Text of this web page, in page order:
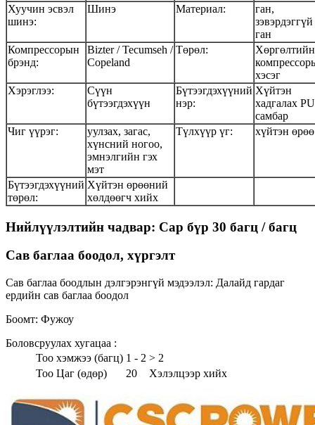
Хуучин эсвэл
шинэ:
Шинэ Материал:
ган,
зэвэрдэггүй
ган
Компрессорын
брэнд:
Bizter / Tecumseh /
Copeland
Төрөл:
Хөргөлтийн
хэсэг
Хэрэглээ:
Сүүн
бүтээгдэхүүн
Бүтээгдэхүүний
нэр:
Хүйтэн
хадгалах PU
самбар
Чиг үүрэг:
уулзах, загас,
хүнсний ногоо,
эмнэлгийн гэх
мэт
Түлхүүр үг: хүйтэн өрөө
Бүтээгдэхүүний
төрөл:
Хүйтэн өрөөний
хөлдөөгч хийх
Нийлүүлэлтийн чадвар: Сар бүр 30 багц / багц
Сав баглаа боодол, хүргэлт
Сав баглаа боодлын дэлгэрэнгүй мэдээлэл: Далайд гардаг
ердийн сав баглаа боодол
Боомт: Фужоу
Боловсруулах хугацаа :
Тоо хэмжээ (багц) 1 - 2 > 2
Тоо Цаг (өдөр)
20 Хэлэлцээр хийх